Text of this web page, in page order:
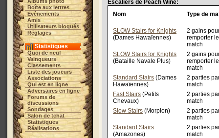
Boîte aux lettres
Evénements
Amis
Utilisateurs bloqués
Réglages
Statistiques
Quoi de neuf
Vainqueurs
Classements
Liste des joueurs
Associations
Qui est en ligne
Adversaires en ligne
Forums de
discussions
Sondages
Salon de tchat
Statistiques
Réalisations
Escaliers de Peach Wine:
Nom
Type de
SLOW Stairs for Knights
(Dames Hawaïennes)
2 gains
remporter le
match
SLOW Stairs for Knights
(Bataille Navale Plus)
2 gains
remporter le
match
Standard Stairs (Dames
Hawaïennes)
2 parties
match
Fast Stairs (Petits
Chevaux)
2 parties
match
Slow Stairs (Morpion)
2 parties
match
Standard Stairs
(Amazones)
2 parties
match